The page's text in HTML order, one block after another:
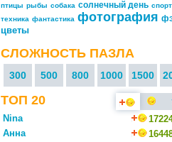
птицы рыбы собака солнечный день спорт
техника фантастика фотография
цветы
СЛОЖНОСТЬ ПАЗЛА
300 500 800 1000 1500
ТОП 20
Nina
Анна